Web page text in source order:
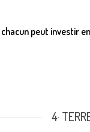
chacun peut investir
4·